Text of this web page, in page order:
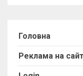
Головна
Реклама на